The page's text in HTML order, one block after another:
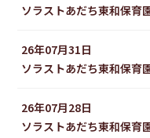
ソラストあだち東和保
26年07月31日
ソラストあだち東和保
26年07月28日
ソラストあだち東和保